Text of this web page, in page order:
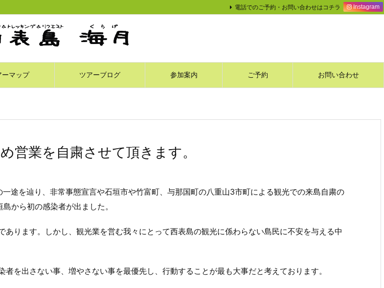
ーマップ ツアーブログ 参加案内 ご予約 お問い合わせ
電話でのご予約・お問い合わせはコチラ Instagram
営業を自粛させて頂きます。
途を辿り、非常事態宣言や石垣市や竹富町、与那国町の八重山3市町による観光での来島自粛の
から初の感染者が出ました。
ります。しかし、観光業を営む我々にとって西表島の観光に係わらない島民に不安を与える中
を出さない事、増やさない事を最優先し、行動することが最も大事だと考えております。